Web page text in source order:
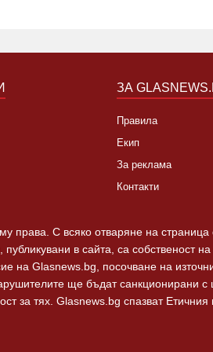
ЗА
Правила
Екип
За реклама
Контакти
права. С всяко отваряне на страница
в сайта, са собственост
на Glasnews.bg, посочване на
ще бъдат санкционирани с
за тях. Glasnews.bg спазват Етичния